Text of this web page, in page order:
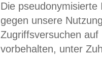
Die
gegen unsere
Zugriffsversuchen
vorbehalten, unter